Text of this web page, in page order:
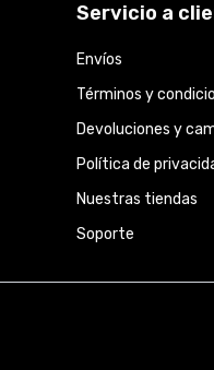
Servicio a
Envíos
Términos y
Devoluciones y
Política de
Nuestras tiendas
Soporte